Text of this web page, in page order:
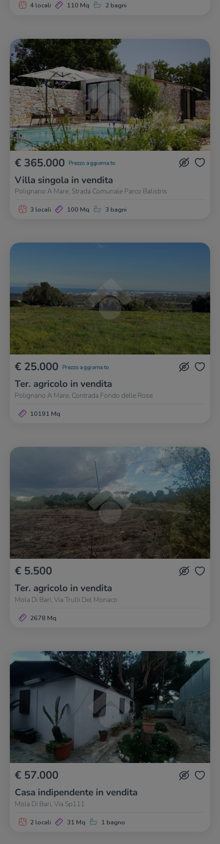
4 locali 110 Mq 2 bagni
€ 365.000 Prezzo aggiornato
Villa singola in vendita
Polignano A Mare, Strada Comunale Parco Balistris
3 locali 100 Mq 3 bagni
€ 25.000 Prezzo aggiornato
Ter. agricolo in vendita
Polignano A Mare, Contrada Fondo delle Rose
10191 Mq
€ 5.500
Ter. agricolo in vendita
Mola Di Bari, Via Trulli Del Monaco
2678 Mq
€ 57.000
Casa indipendente in vendita
Mola Di Bari, Via Sp111
2 locali 31 Mq 1 bagno